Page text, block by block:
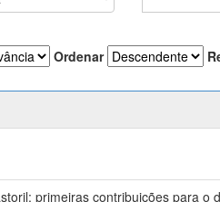
Ordenar
primeiras contribuições para o